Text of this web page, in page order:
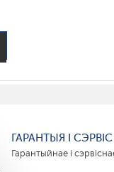
ГАРАНТЫЯ І СЭРВІС
Гарантыйнае і